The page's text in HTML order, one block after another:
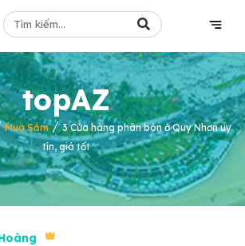
topAZ
Mua Sắm/3 Cửa hàng phân bón ở Quy Nhơn uy
tín, giá tốt